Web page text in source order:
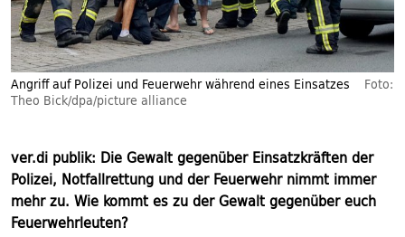
Angriff auf Polizei und Feuerwehr während eines Einsatzes Foto:
Theo Bick/dpa/picture alliance
ver.di publik: Die Gewalt gegenüber Einsatzkräften der
Polizei, Notfallrettung und der Feuerwehr nimmt immer
mehr zu. Wie kommt es zu der Gewalt gegenüber euch
Feuerwehrleuten?